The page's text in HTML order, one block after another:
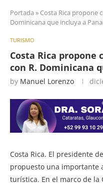
Portada » Costa Rica propone
Dominicana que incluya a
TURISMO
Costa Rica
con R. Dominicana
by Manuel Lorenzo
Costa Rica. El presidente
propuesto una importante
turística. En el marco de la